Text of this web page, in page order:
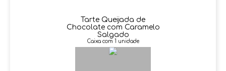
Tarte Queijada de
Chocolate com Caramelo
Salgado
Caixa com 1 unidade